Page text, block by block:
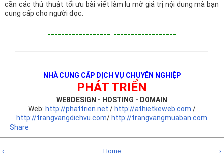
cần các thủ thuật tối ưu bài viết làm lu mờ giá trị nội dung mà bạn
cung cấp cho người đọc.
------------------ ------------------
NHÀ CUNG CẤP DỊCH VỤ CHUYÊN NGHIỆP
PHÁT TRIỂN
WEBDESIGN - HOSTING - DOMAIN
Web: http://phattrien.net / http://athietkeweb.com /
http://trangvangdichvu.com/ http://trangvangmuaban.com
Share
‹ ›
Home